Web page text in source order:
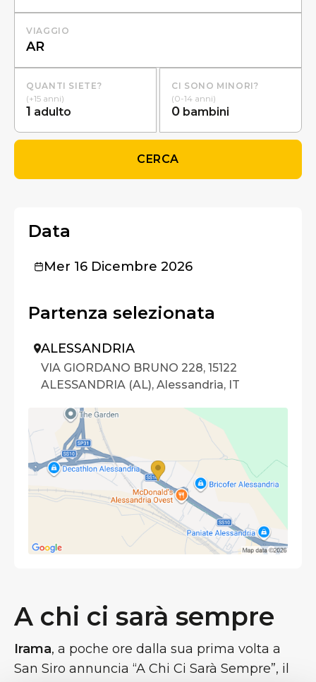
VIAGGIO
QUANTI SIETE?
(+15 anni)
1 adulto
CI SONO MINORI?
(0-14 anni)
0 bambini
CERCA
A chi ci sarà sempre
Irama, a poche ore dalla sua prima volta a
San Siro annuncia “A Chi Ci Sarà Sempre”, il
Data
Mer 16 Dicembre 2026
Partenza selezionata
ALESSANDRIA
VIA GIORDANO BRUNO 228, 15122
ALESSANDRIA (AL), Alessandria, IT